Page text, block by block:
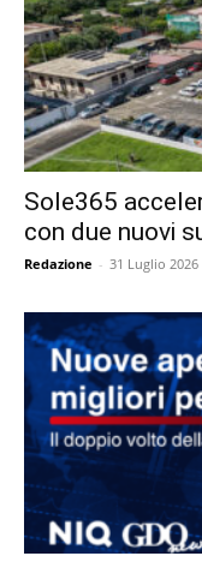
Sole365
con due nuovi
Redazione - 31 Luglio 2026